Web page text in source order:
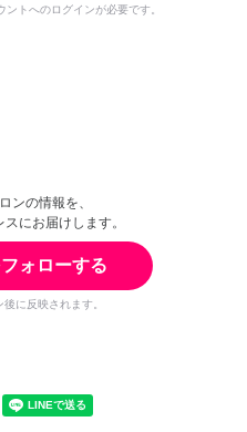
トへのログインが必要です。
ンの情報を、
にお届けします。
ォローする
に反映されます。